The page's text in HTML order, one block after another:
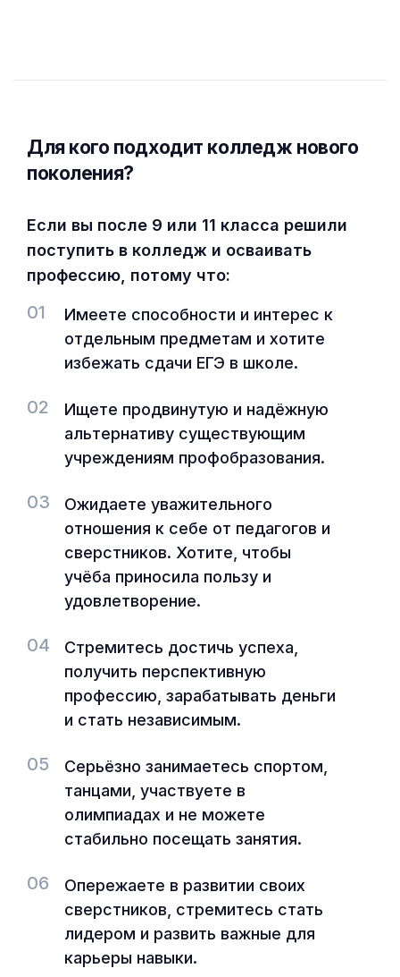
Для кого подходит колледж нового
поколения?
Если вы после 9 или 11 класса решили
поступить в колледж и осваивать
профессию, потому что:
01
Имеете способности и интерес к
отдельным предметам и хотите
избежать сдачи ЕГЭ в школе.
02
Ищете продвинутую и надёжную
альтернативу существующим
учреждениям профобразования.
03
Ожидаете уважительного
отношения к себе от педагогов и
сверстников. Хотите, чтобы
учёба приносила пользу и
удовлетворение.
04
Стремитесь достичь успеха,
получить перспективную
профессию, зарабатывать деньги
и стать независимым.
05
Серьёзно занимаетесь спортом,
танцами, участвуете в
олимпиадах и не можете
стабильно посещать занятия.
06
Опережаете в развитии своих
сверстников, стремитесь стать
лидером и развить важные для
карьеры навыки.